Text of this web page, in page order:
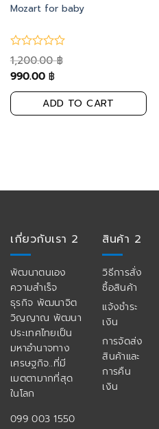
Mozart for baby
1,200.00฿
990.00 ฿
ADD TO CART
เกี่ยวกับเรา 2
พัฒนาตนเอง
ความสำเร็จ
ธุรกิจ พัฒนาจิต
วิญญาณ พัฒนา
ประเทศไทยเป็น
มหาอำนาจทาง
เศรษฐกิจ..ที่มี
เมตตามากที่สุด
ในโลก
099 003 1550
สินค้า 2
วิธีการสั่ง
ซื้อสินค้า
แจ้งชำระ
เงิน
การจัดส่ง
สินค้าและ
การคืน
เงิน